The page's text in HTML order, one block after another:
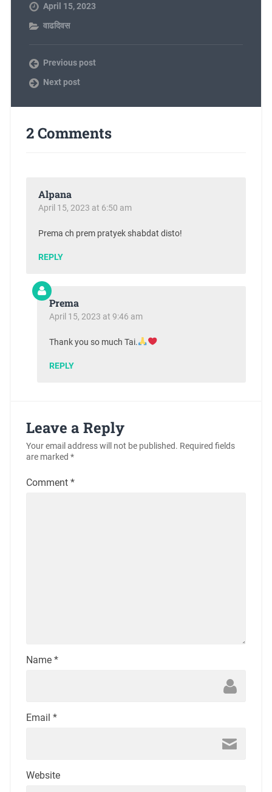
April 15, 2023
वाढदिवस
Previous post
Next post
2 Comments
Alpana
April 15, 2023 at 6:50 am
Prema ch prem pratyek shabdat disto!
REPLY
Prema
April 15, 2023 at 9:46 am
Thank you so much Tai.
REPLY
Leave a Reply
Your email address will not be published. Required fields
are marked *
Comment *
Name *
Email *
Website